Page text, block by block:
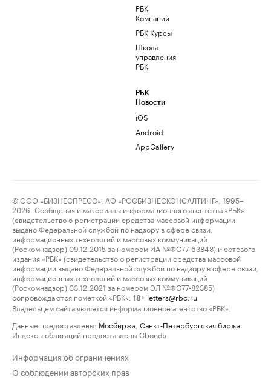
РБК
Компании
РБК Курсы
Школа
управления
РБК
РБК
Новости
iOS
Android
AppGallery
© ООО «БИЗНЕСПРЕСС», АО «РОСБИЗНЕСКОНСАЛТИНГ», 1995–
2026. Сообщения и материалы информационного агентства «РБК»
(свидетельство о регистрации средства массовой информации
выдано Федеральной службой по надзору в сфере связи,
информационных технологий и массовых коммуникаций
(Роскомнадзор) 09.12.2015 за номером ИА №ФС77-63848) и сетевого
издания «РБК» (свидетельство о регистрации средства массовой
информации выдано Федеральной службой по надзору в сфере связи,
информационных технологий и массовых коммуникаций
(Роскомнадзор) 03.12.2021 за номером ЭЛ №ФС77-82385)
сопровождаются пометкой «РБК».
18+ letters@rbc.ru
Владельцем сайта является информационное агентство «РБК».
Данные предоставлены: Мосбиржа Санкт-Петербургская биржа
Индексы облигаций предоставлены Cbonds.
Информация об ограничениях
О соблюдении авторских прав